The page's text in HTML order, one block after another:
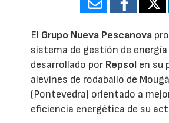
El Grupo Nueva Pescanova
sistema de gestión de
desarrollado por Repsol en su
alevines de rodaballo de
(Pontevedra) orientado a
eficiencia energética de su